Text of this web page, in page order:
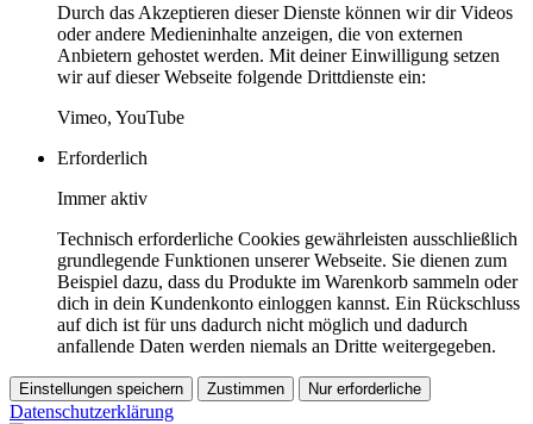
Durch das Akzeptieren dieser Dienste können wir dir Videos
oder andere Medieninhalte anzeigen, die von externen
Anbietern gehostet werden. Mit deiner Einwilligung setzen
wir auf dieser Webseite folgende Drittdienste ein:
Vimeo, YouTube
Erforderlich
Immer aktiv
Technisch erforderliche Cookies gewährleisten ausschließlich
grundlegende Funktionen unserer Webseite. Sie dienen zum
Beispiel dazu, dass du Produkte im Warenkorb sammeln oder
dich in dein Kundenkonto einloggen kannst. Ein Rückschluss
auf dich ist für uns dadurch nicht möglich und dadurch
anfallende Daten werden niemals an Dritte weitergegeben.
Einstellungen speichern Zustimmen Nur erforderliche
Datenschutzerklärung